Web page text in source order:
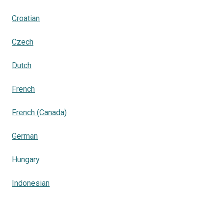
Croatian
Czech
Dutch
French
French (Canada)
German
Hungary
Indonesian